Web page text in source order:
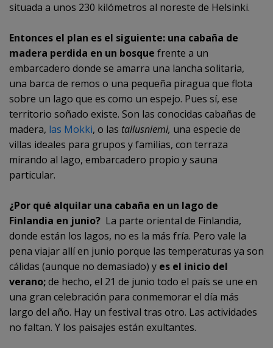
situada a unos 230 kilómetros al noreste de Helsinki.
Entonces el plan es el siguiente: una cabaña de
madera perdida en un bosque frente a un
embarcadero donde se amarra una lancha solitaria,
una barca de remos o una pequeña piragua que flota
sobre un lago que es como un espejo. Pues sí, ese
territorio soñado existe. Son las conocidas cabañas de
madera, las Mokki, o las tallusniemi, una especie de
villas ideales para grupos y familias, con terraza
mirando al lago, embarcadero propio y sauna
particular.
¿Por qué alquilar una cabaña en un lago de
Finlandia en junio? La parte oriental de Finlandia,
donde están los lagos, no es la más fría. Pero vale la
pena viajar allí en junio porque las temperaturas ya son
cálidas (aunque no demasiado) y es el inicio del
verano;de hecho, el 21 de junio todo el país se une en
una gran celebración para conmemorar el día más
largo del año. Hay un festival tras otro. Las actividades
no faltan. Y los paisajes están exultantes.